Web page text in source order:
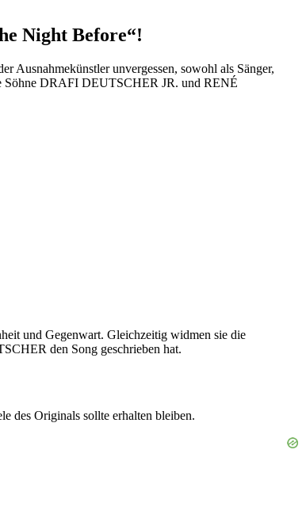
Night Before“!
Ausnahmekünstler unvergessen, sowohl als Sänger,
Söhne DRAFI DEUTSCHER JR. und RENÉ
und Gegenwart. Gleichzeitig widmen sie die
den Song geschrieben hat.
des Originals sollte erhalten bleiben.